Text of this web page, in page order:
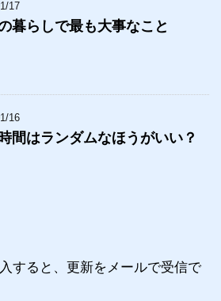
17
暮らしで最も大事なこと
16
間はランダムなほうがいい？
すると、更新をメールで受信で